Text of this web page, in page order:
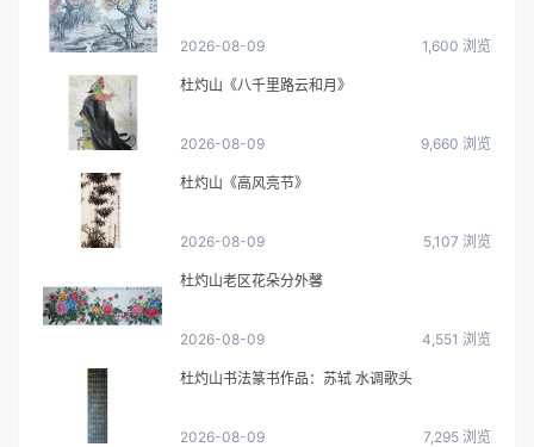
2026-08-09 1,600 浏览
杜灼山《八千里路云和月》
2026-08-09 9,660 浏览
杜灼山《高风亮节》
2026-08-09 5,107 浏览
杜灼山老区花朵分外馨
2026-08-09 4,551 浏览
杜灼山书法篆书作品：苏轼 水调歌头
2026-08-09 7,295 浏览